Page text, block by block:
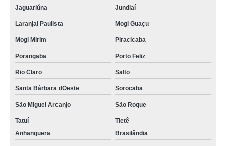
Jaguariúna Jundiaí
Laranjal Paulista Mogi Guaçu
Mogi Mirim Piracicaba
Porangaba Porto Feliz
Rio Claro Salto
Santa Bárbara dOeste Sorocaba
São Miguel Arcanjo São Roque
Tatuí
Tietê
Anhanguera
Brasilândia